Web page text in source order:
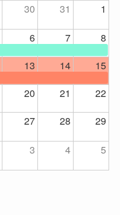
30 31
1
6 7 8
13 14 15
20 21 22
27 28
29
3 4 5